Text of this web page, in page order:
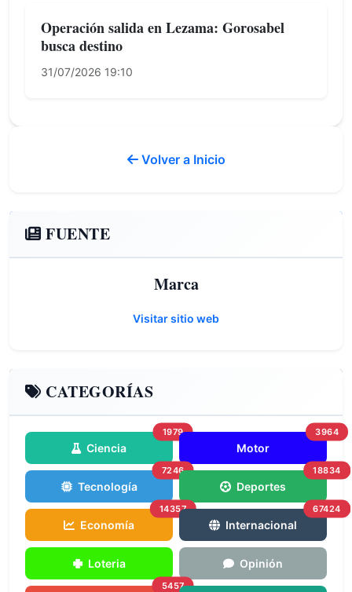
Operación salida en Lezama: Gorosabel
busca destino
31/07/2026 19:10
Volver a Inicio
FUENTE
Marca
Visitar sitio web
CATEGORÍAS
Ciencia
1979
Motor
3964
Tecnología
7246
Deportes
18834
Economía
14357
Internacional
67424
Loteria Opinión
5457